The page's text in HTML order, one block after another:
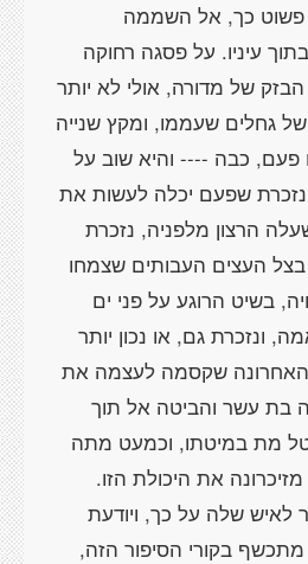
פשוט כך, אל השממה
עיניו. על פסגה רחוקה
של מדורה, אולי לא יותר
של גחלים שעממו, ומקץ שנייה
כבה ---- והיא שוב על
שפעם יכלה לעשות את
הרצון מלפניה, נזכרת
העצים העבותים שצמחו
בשיט הרוגע על פני ים
ונזכרת גם, או נכון יותר
שקסמה לעצמה את
בת עשר והביטה אל תוך
מת במיטתו, וכמעט מתה
את היכולת הזו.
לאיש שלה על כך, ויודעת
בקורי הסיפור הזה,